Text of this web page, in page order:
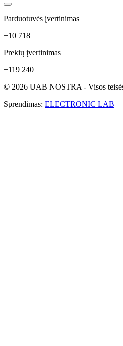
Parduotuvės įvertinimas
+10 718
Prekių įvertinimas
+119 240
© 2026 UAB NOSTRA - Visos
Sprendimas: ELECTRONIC LAB